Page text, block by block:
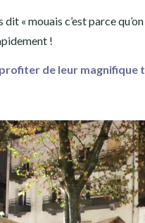
« mouais c’est parce
!
de leur magnifique